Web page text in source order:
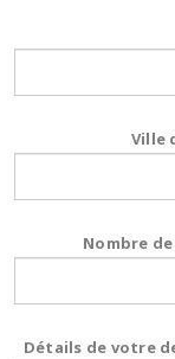
Ville
Nombre
Détails de votre